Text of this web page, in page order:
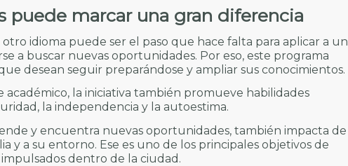
puede marcar una gran diferencia
idioma puede ser el paso que hace falta para aplicar a un
a buscar nuevas oportunidades. Por eso, este programa
desean seguir preparándose y ampliar sus conocimientos.
académico, la iniciativa también promueve habilidades
la independencia y la autoestima.
y encuentra nuevas oportunidades, también impacta de
y a su entorno. Ese es uno de los principales objetivos de
dentro de la ciudad.